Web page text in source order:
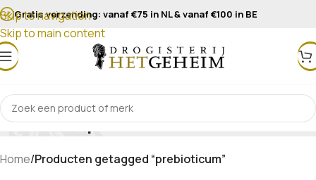
Skip to navigation
Skip to main content
Gratis verzending: vanaf €75 in NL & vanaf €100 in BE
prebioticum
Home/Producten getagged “prebioticum”